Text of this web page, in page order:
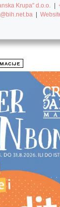
Krupa" d.o.o. |
|